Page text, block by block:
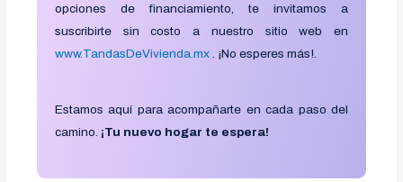
opciones de financiamiento, te invitamos a
suscribirte sin costo a nuestro sitio web en
www.TandasDeVivienda.mx . ¡No esperes más!.
Estamos aquí para acompañarte en cada paso del
camino. ¡Tu nuevo hogar te espera!